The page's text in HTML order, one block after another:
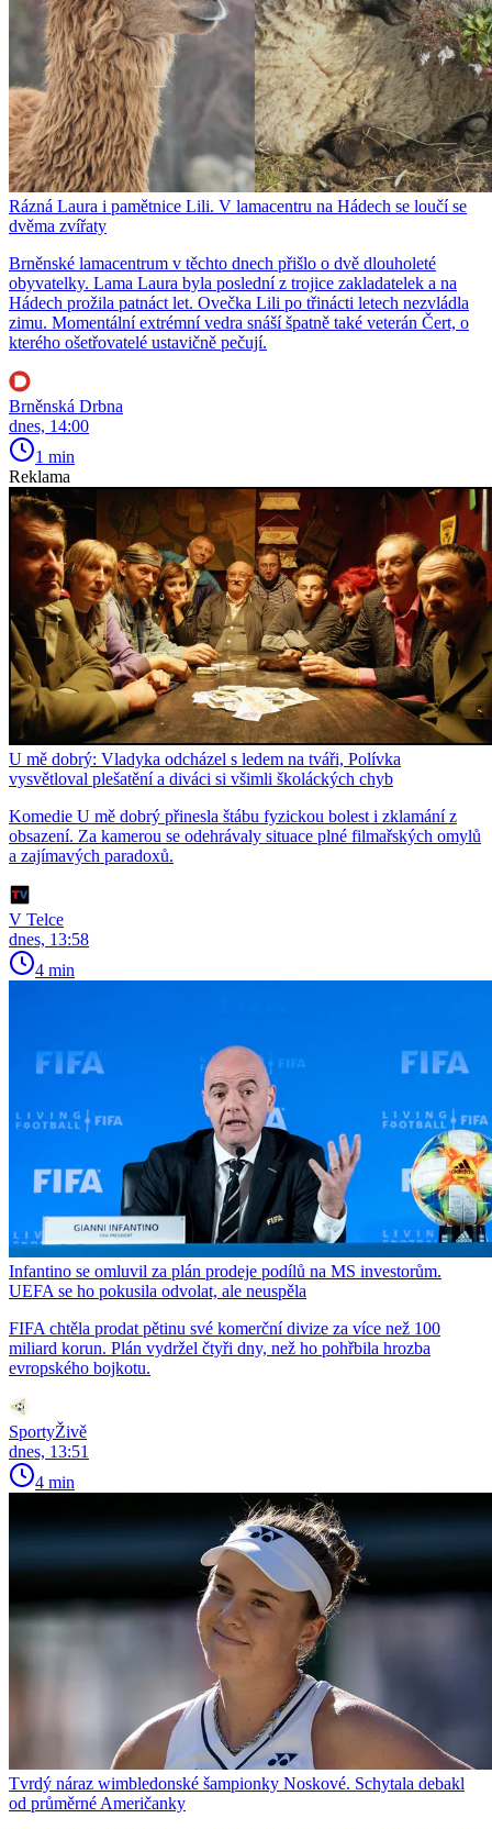
Rázná Laura i pamětnice Lili. V lamacentru na Hádech se loučí se
dvěma zvířaty
Brněnské lamacentrum v těchto dnech přišlo o dvě dlouholeté
obyvatelky. Lama Laura byla poslední z trojice zakladatelek a na
Hádech prožila patnáct let. Ovečka Lili po třinácti letech nezvládla
zimu. Momentální extrémní vedra snáší špatně také veterán Čert, o
kterého ošetřovatelé ustavičně pečují.
Brněnská Drbna
dnes, 14:00
1 min
Reklama
U mě dobrý: Vladyka odcházel s ledem na tváři, Polívka
vysvětloval plešatění a diváci si všimli školáckých chyb
Komedie U mě dobrý přinesla štábu fyzickou bolest i zklamání z
obsazení. Za kamerou se odehrávaly situace plné filmařských omylů
a zajímavých paradoxů.
V Telce
dnes, 13:58
4 min
Infantino se omluvil za plán prodeje podílů na MS investorům.
UEFA se ho pokusila odvolat, ale neuspěla
FIFA chtěla prodat pětinu své komerční divize za více než 100
miliard korun. Plán vydržel čtyři dny, než ho pohřbila hrozba
evropského bojkotu.
SportyŽivě
dnes, 13:51
4 min
Tvrdý náraz wimbledonské šampionky Noskové. Schytala debakl
od průměrné Američanky